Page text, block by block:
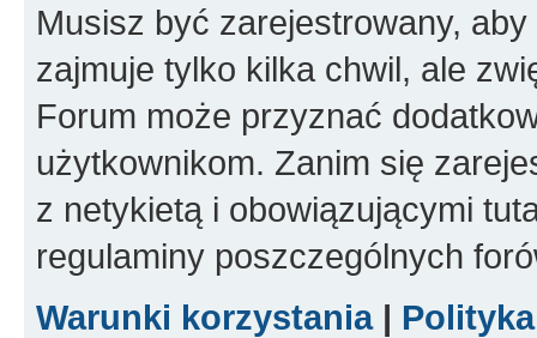
Musisz być zarejestrowany,
zajmuje tylko kilka chwil, ale
Forum może przyznać
użytkownikom. Zanim się
z netykietą i obowiązującymi
regulaminy poszczególnych
Warunki korzystania|